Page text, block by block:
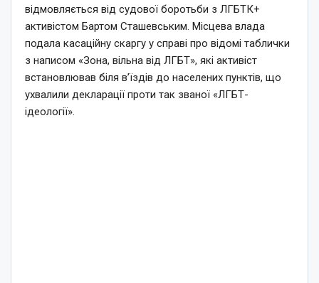
відмовляється від судової боротьби з ЛГБТК+
активістом Бартом Сташевським. Місцева влада
подала касаційну скаргу у справі про відомі таблички
з написом «Зона, вільна від ЛГБТ», які активіст
встановлював біля в’їздів до населених пунктів, що
ухвалили декларації проти так званої «ЛГБТ-
ідеології».